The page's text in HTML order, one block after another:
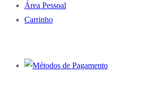
Área Pessoal
Carrinho